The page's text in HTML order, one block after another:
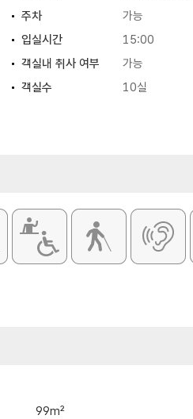
주차
가능
입실시간
15:00
객실내 취사 여부
가능
객실수
10실
99m²